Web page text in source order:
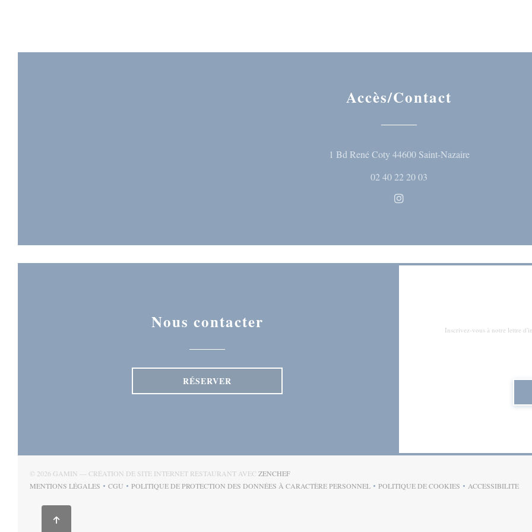
Accès/Contact
1 Bd René Coty 44600 Saint-Nazaire((ouvre une
02 40 22 20 03
Instagram ((ouvre une nouvelle
Nous contacter
RÉSERVER
Inscrivez-vous à notre lettre
© 2026 GAMIN — CRÉATION DE SITE INTERNET RESTAURANT AVEC ZENCHEF((OUVRE UNE NOUVELLE FENÊTRE))
MENTIONS LÉGALES
((OUVRE UNE NOUVELLE FENÊTRE))
CGU
((OUVRE UNE NOUVELLE FENÊTRE))
POLITIQUE DE PROTECTION DES DONNÉES À CARACTÈRE PERSONNEL
((OUVRE UNE NOUVELLE FENÊTRE))
POLITIQUE DE COOKIES
((OUVRE UNE NOUVELLE
ACCESSIBILITE
((OUVRE